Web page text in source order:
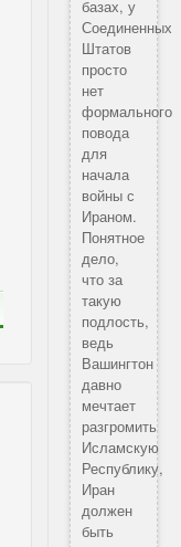
базах, у
Соединенных
Штатов
просто
нет
формального
повода
для
начала
войны с
Ираном.
Понятное
дело,
что за
такую
подлость,
ведь
Вашингтон
давно
мечтает
разгромить
Исламскую
Республику,
Иран
должен
быть